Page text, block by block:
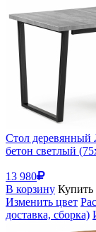
Стол деревянный
бетон светлый
13 980
В корзину Купить
Изменить цвет
доставка, сборка)